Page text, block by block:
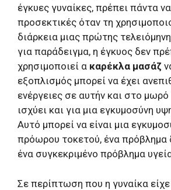
έγκυες γυναίκες, πρέπει πάντα να
προσεκτικές όταν τη
διάρκεια μιας πρώτης
για παράδειγμα, η έγκυος δεν
χρησιμοποιεί α καρέκλα μασάζ
εξοπλισμός μπορεί να έχει
ενέργειες σε αυτήν και στο
ισχύει και για μια εγκυμοσύνη
Αυτό μπορεί να είναι μια
πρόωρου τοκετού, ένα πρόβλημα
ένα συγκεκριμένο πρόβλημα
Σε περίπτωση που η γυναίκα